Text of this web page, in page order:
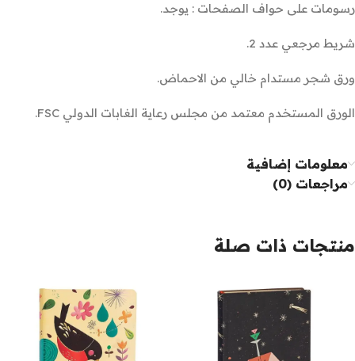
رسومات على حواف الصفحات : يوجد.
شريط مرجعي عدد 2.
ورق شجر مستدام خالي من الاحماض.
الورق المستخدم معتمد من مجلس رعاية الغابات الدولي FSC.
معلومات إضافية
مراجعات (0)
منتجات ذات صلة